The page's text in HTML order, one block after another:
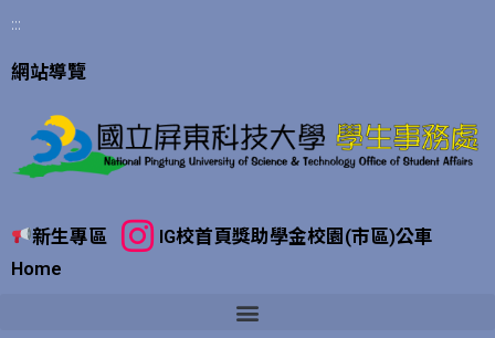
:::
網站導覽
新生專區 IG校首頁獎助學金校園(市區)公車
Home